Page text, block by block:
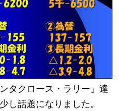
タクロース・ラリー」達
し話題になりました。